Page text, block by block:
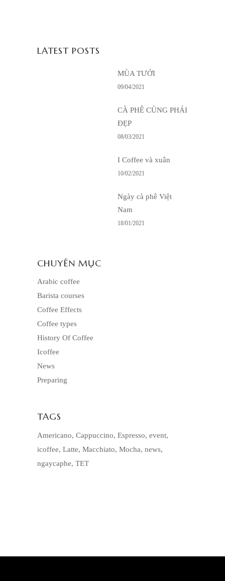
LATEST POSTS
MÙA TƯỚI
09/04/2021
CÀ PHÊ CÙNG PHÁI
ĐẸP
08/03/2021
I Coffee và xuân
10/02/2021
Ngày cà phê Việt
Nam
18/01/2021
CHUYÊN MỤC
Arabic coffee
Barista courses
Coffee Effects
Coffee types
History Of Coffee
Icoffee
News
Preparing
TAGS
Americano Cappuccino Espresso event
icoffee Latte Macchiato Mocha news
ngaycaphe TET